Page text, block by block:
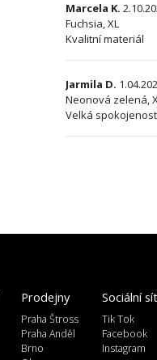
Marcela K.
Fuchsia, XL
Kvalitní materiál
Jarmila D.
Neonová zelená,
Velká spokojenost
Sociální
Tik Tok
Facebook
Instagram
Prodejny
Praha Štross
Praha Anděl
Brno